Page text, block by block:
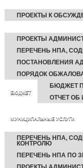
ПРОЕКТЫ К
ПРОЕКТЫ
ПЕРЕЧЕНЬ НПА,
ПОСТАНОВЛЕНИЯ
ПОРЯДОК
БЮДЖЕТ
БЮДЖЕТ
ОТЧЕТ
МУНИЦИПАЛЬНЫЕ УСЛУГИ
ПЕРЕЧЕНЬ НПА,
КОНТРОЛЮ
ПЕРЕЧЕНЬ НПА ПО